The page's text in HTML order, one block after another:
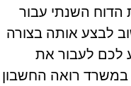
השנתי עבור
לבצע אותה בצורה
לכם לעבור את
במשרד רואה החשבון